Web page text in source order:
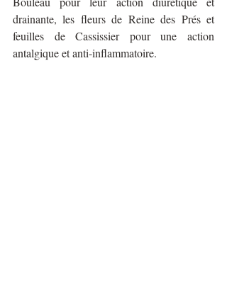
drainante, les fleurs de Reine des Prés et
feuilles de Cassissier pour une action
antalgique et anti-inflammatoire.